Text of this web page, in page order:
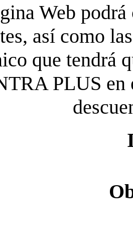
Web
así como
que tendrá
PLUS en